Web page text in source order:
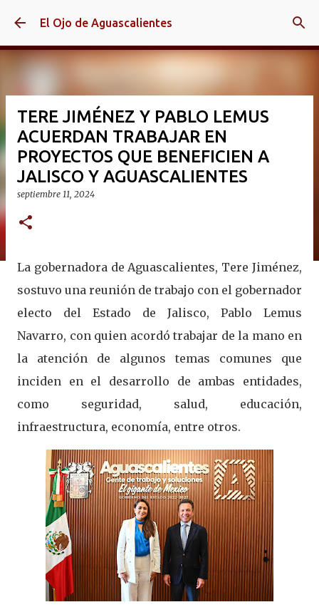
Ir al contenido principal
El Ojo de Aguascalientes
TERE JIMÉNEZ Y PABLO LEMUS
ACUERDAN TRABAJAR EN
PROYECTOS QUE BENEFICIEN A
JALISCO Y AGUASCALIENTES
septiembre 11, 2024
La gobernadora de Aguascalientes, Tere Jiménez,
sostuvo una reunión de trabajo con el gobernador
electo del Estado de Jalisco, Pablo Lemus
Navarro, con quien acordó trabajar de la mano en
la atención de algunos temas comunes que
inciden en el desarrollo de ambas entidades,
como seguridad, salud, educación,
infraestructura, economía, entre otros.